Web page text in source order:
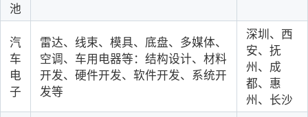
池
汽
车
电
子
雷达、线束、模具、底盘、多媒体、
空调、车用电器等：结构设计、材料
开发、硬件开发、软件开发、系统开
发等
深圳、西
安、抚
州、成
都、惠
州 、长沙